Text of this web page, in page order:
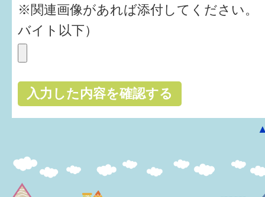
※関連画像があれば添付してください。
バイト以下）
なるほどコラム
メールマガジン
はぐくむ.net相談コーナー
みんなの知恵袋
食育